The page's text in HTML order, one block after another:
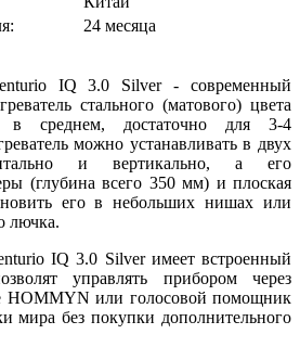
24 месяца
IQ 3.0 Silver - современный
стального (матового) цвета
среднем, достаточно для 3-4
можно устанавливать в двух
и вертикально, а его
(глубина всего 350 мм) и плоская
его в небольших нишах или
лючка.
IQ 3.0 Silver имеет встроенный
управлять прибором через
HOMMYN или голосовой помощник
мира без покупки дополнительного